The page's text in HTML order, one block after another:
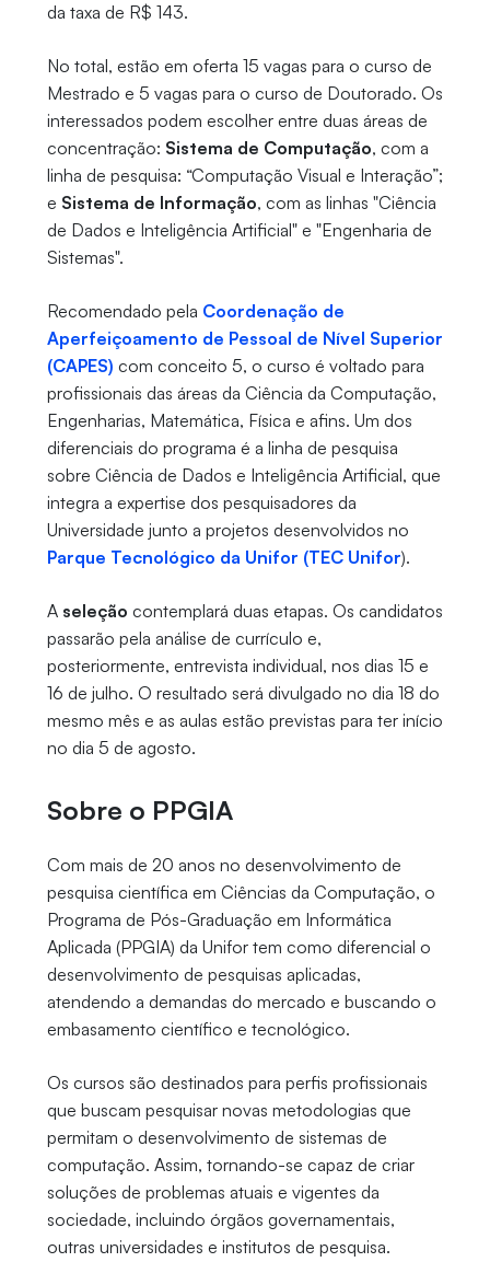
da taxa de R$ 143.
No total, estão em oferta 15 vagas para o curso de
Mestrado e 5 vagas para o curso de Doutorado. Os
interessados podem escolher entre duas áreas de
concentração: Sistema de Computação, com a
linha de pesquisa: “Computação Visual e Interação”;
e Sistema de Informação, com as linhas "Ciência
de Dados e Inteligência Artificial" e "Engenharia de
Sistemas".
Recomendado pela Coordenação de
Aperfeiçoamento de Pessoal de Nível Superior
(CAPES) com conceito 5, o curso é voltado para
profissionais das áreas da Ciência da Computação,
Engenharias, Matemática, Física e afins. Um dos
diferenciais do programa é a linha de pesquisa
sobre Ciência de Dados e Inteligência Artificial, que
integra a expertise dos pesquisadores da
Universidade junto a projetos desenvolvidos no
Parque Tecnológico da Unifor (TEC Unifor).
A seleção contemplará duas etapas. Os candidatos
passarão pela análise de currículo e,
posteriormente, entrevista individual, nos dias 15 e
16 de julho. O resultado será divulgado no dia 18 do
mesmo mês e as aulas estão previstas para ter início
no dia 5 de agosto.
Sobre o PPGIA
Com mais de 20 anos no desenvolvimento de
pesquisa científica em Ciências da Computação, o
Programa de Pós-Graduação em Informática
Aplicada (PPGIA) da Unifor tem como diferencial o
desenvolvimento de pesquisas aplicadas,
atendendo a demandas do mercado e buscando o
embasamento científico e tecnológico.
Os cursos são destinados para perfis profissionais
que buscam pesquisar novas metodologias que
permitam o desenvolvimento de sistemas de
computação. Assim, tornando-se capaz de criar
soluções de problemas atuais e vigentes da
sociedade, incluindo órgãos governamentais,
outras universidades e institutos de pesquisa.